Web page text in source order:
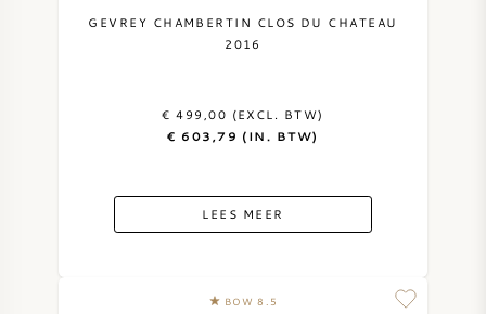
GEVREY CHAMBERTIN CLOS DU CHATEAU
2016
€ 499,00 (EXCL. BTW)
€ 603,79 (IN. BTW)
LEES MEER
BOW 8.5